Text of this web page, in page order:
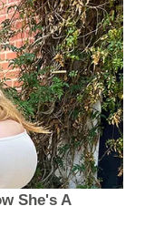
She's A